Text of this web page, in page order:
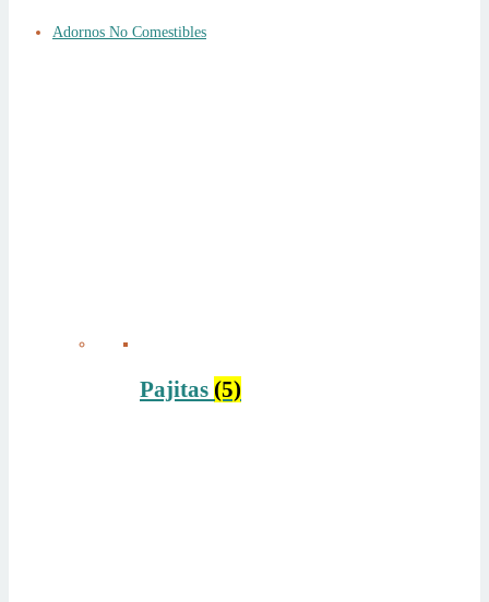
Adornos No Comestibles
Pajitas (5)